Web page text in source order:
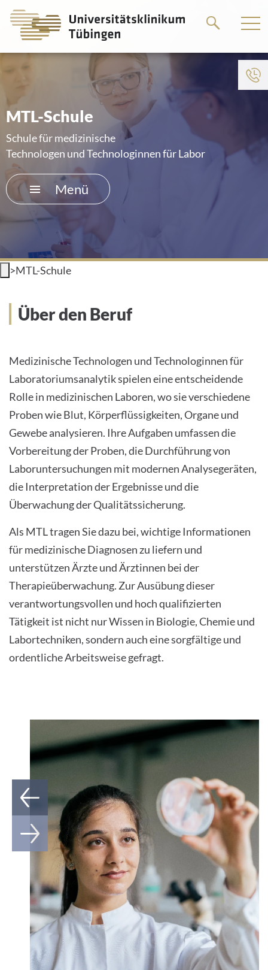
zum
MTL-Schule
Schule für medizinische
Technologen und Technologinnen für Labor
Menü
Zum Menü der Einrichtung
DAS KLINIKUM
PATIENTEN &AMP; BESUCHER
MEDIZINISCHE FAKULTÄT
KONTAKT
PRESSE
HOME
DAS KLINIKUM
PATIENTEN &AMP; BESUCHER
MEDIZINISCHE FAKULTÄT
KARRIERE
KONTAKT
INTERNATIONALE PATIENTEN
PRESSE
LEICHTE SPRACHE
Datenschutz
>MTL-Schule
Über den Beruf
Medizinische Technologen und Technologinnen für
Laboratoriumsanalytik spielen eine entscheidende
Rolle in medizinischen Laboren, wo sie verschiedene
Proben wie Blut, Körperflüssigkeiten, Organe und
Gewebe analysieren. Ihre Aufgaben umfassen die
Vorbereitung der Proben, die Durchführung von
Laboruntersuchungen mit modernen Analysegeräten,
die Interpretation der Ergebnisse und die
Überwachung der Qualitätssicherung.
Als MTL tragen Sie dazu bei, wichtige Informationen
für medizinische Diagnosen zu liefern und
unterstützen Ärzte und Ärztinnen bei der
Therapieüberwachung. Zur Ausübung dieser
verantwortungsvollen und hoch qualifizierten
Tätigkeit ist nicht nur Wissen in Biologie, Chemie und
Labortechniken, sondern auch eine sorgfältige und
ordentliche Arbeitsweise gefragt.
zum